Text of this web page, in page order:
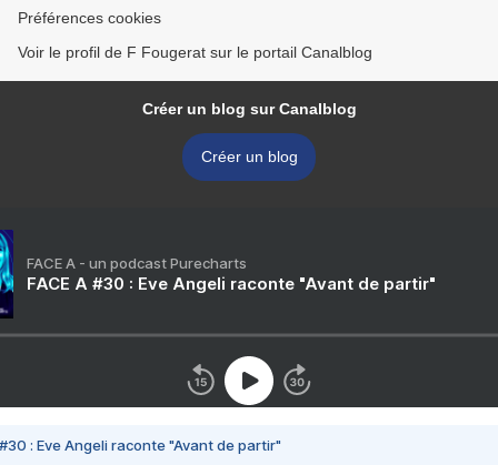
Préférences cookies
Voir le profil de F Fougerat sur le portail Canalblog
Créer un blog sur Canalblog
Créer un blog
FACE A - un podcast Purecharts
FACE A #30 : Eve Angeli raconte "Avant de partir"
#30 : Eve Angeli raconte "Avant de partir"